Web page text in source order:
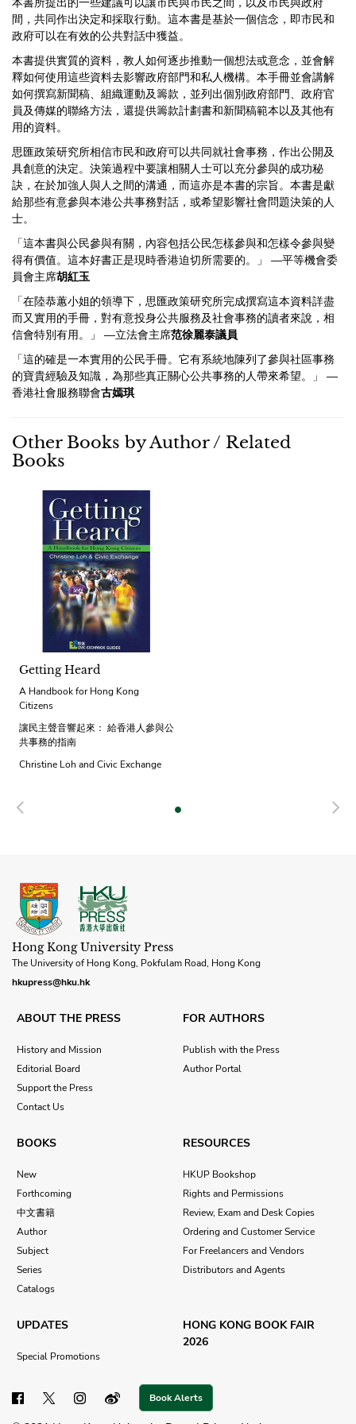
間，共同作出決定和採取行動。這本書是基於一個信念，即市民和
政府可以在有效的公共對話中獲益。
本書提供實質的資料，教人如何逐步推動一個想法或意念，並會解
釋如何使用這些資料去影響政府部門和私人機構。本手冊並會講解
如何撰寫新聞稿、組織運動及籌款，並列出個別政府部門、政府官
員及傳媒的聯絡方法，還提供籌款計劃書和新聞稿範本以及其他有
用的資料。
思匯政策研究所相信市民和政府可以共同就社會事務，作出公開及
具創意的決定。決策過程中要讓相關人士可以充分參與的成功秘
訣，在於加強人與人之間的溝通，而這亦是本書的宗旨。本書是獻
給那些有意參與本港公共事務對話，或希望影響社會問題決策的人
士。
「這本書與公民參與有關，內容包括公民怎樣參與和怎樣令參與變
得有價值。這本好書正是現時香港迫切所需要的。」 —平等機會委
員會主席胡紅玉
「在陸恭蕙小姐的領導下，思匯政策研究所完成撰寫這本資料詳盡
而又實用的手冊，對有意投身公共服務及社會事務的讀者來說，相
信會特別有用。」 —立法會主席范徐麗泰議員
「這的確是一本實用的公民手冊。它有系統地陳列了參與社區事務
的寶貴經驗及知識，為那些真正關心公共事務的人帶來希望。」 —
香港社會服務聯會古嫣琪
Other Books by Author / Related
Books
Getting Heard
A Handbook for Hong Kong
Citizens
讓民主聲音響起來： 給香港人參與公
共事務的指南
Christine Loh and Civic Exchange
Previous
Hong Kong University Press
The University of Hong Kong, Pokfulam Road, Hong Kong
hkupress@hku.hk
ABOUT THE PRESS
History and Mission
Editorial Board
Support the Press
Contact Us
FOR AUTHORS
Publish with the Press
Author Portal
BOOKS
New
Forthcoming
中文書籍
Author
Subject
Series
Catalogs
RESOURCES
HKUP Bookshop
Rights and Permissions
Review, Exam and Desk Copies
Ordering and Customer Service
For Freelancers and Vendors
Distributors and Agents
UPDATES
Special Promotions
HONG KONG BOOK FAIR
2026
Book Alerts